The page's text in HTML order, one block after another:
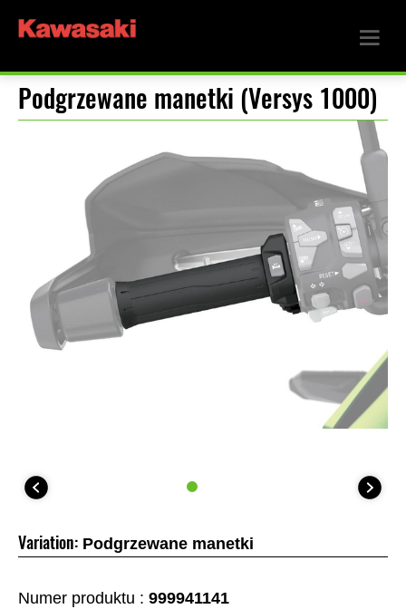
Podgrzewane manetki (Versys 1000)
Variation: Podgrzewane manetki
Numer produktu : 999941141